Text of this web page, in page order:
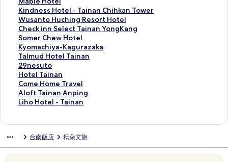
結
t
e
l
的
連
結
B
&
B
的
連
結
s
p
r
i
n
g
的
連
結
n
d
H
o
t
e
l
的
連
結
r
d
e
n
H
o
t
e
l
的
連
e
H
o
t
e
l
T
a
i
n
a
結
l
a
z
a
H
o
t
e
l
T
a
的
d
V
i
l
l
a
g
e
M
o
t
a
r
i
-
L
a
F
a
r
E
a
s
T
i
n
H
o
t
e
l
的
連
結
n
a
n
C
a
m
b
r
i
d
g
e
r
m
o
s
a
Y
a
c
h
t
R
t
a
p
l
e
H
o
t
e
l
的
連
Kindness Hotel - Tainan Chihkan Tower
K
i
n
d
n
e
s
s
H
o
t
a
Wusanto Huching Resort Hotel
W
u
s
a
n
t
o
H
u
c
R
Check inn Select Tainan YongKang
C
h
e
c
k
i
n
n
S
t
Somer Chew Hotel
S
o
m
e
r
C
h
e
e
Kyomachiya-Kagurazaka
K
y
o
m
a
c
h
K
Talmud Hotel Tainan
T
a
l
m
u
d
l
29nesuto
2
9
n
e
s
的
連
Hotel Tainan
H
o
t
e
n
Come Home Travel
C
o
m
m
e
Aloft Tainan Anping
A
l
a
Liho Hotel - Tainan
L
o
台南飯店 耘朵文旅